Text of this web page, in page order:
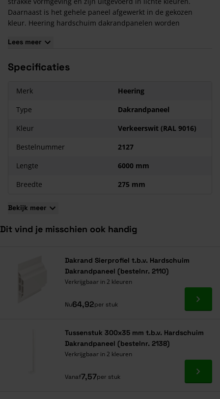
Daarnaast is het gehele paneel afgewerkt in de gekozen
kleur. Heering hardschuim dakrandpanelen worden
Dakrandpaneel 275x35 mm?
De panelen hoeven niet geschilderd te worden;
Montage is eenvoudig;
Lange levensduur.
Lees meer
Specificaties
Merk
Heering
Type
Dakrandpaneel
Kleur
Verkeerswit (RAL 9016)
Bestelnummer
2127
Lengte
6000 mm
Breedte
275 mm
Bekijk meer
Dit vind je misschien ook handig
Dakrand Sierprofiel t.b.v. Hardschuim
Dakrandpaneel (bestelnr. 2110)
Verkrijgbaar in 2 kleuren
Nu64,92per stuk Ga
Tussenstuk 300x35 mm t.b.v. Hardschuim
Dakrandpaneel (bestelnr. 2138)
Verkrijgbaar in 2 kleuren
Vanaf7,57per stuk Ga